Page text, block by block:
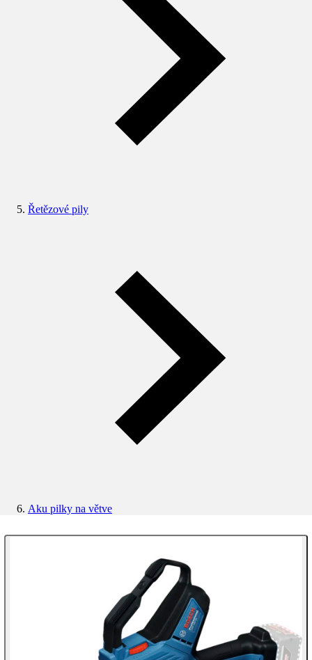
Řetězové pily
Aku pilky na větve